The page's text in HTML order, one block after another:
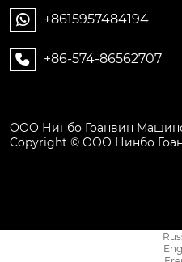
 +8615957484194
 +86-574-86562707
ООО Нинбо Гоанвин
Copyright © ООО Нинбо